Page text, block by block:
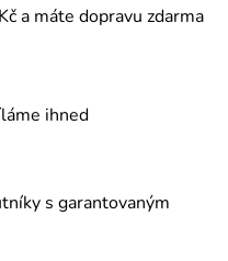
a máte dopravu zdarma
ihned
s garantovaným